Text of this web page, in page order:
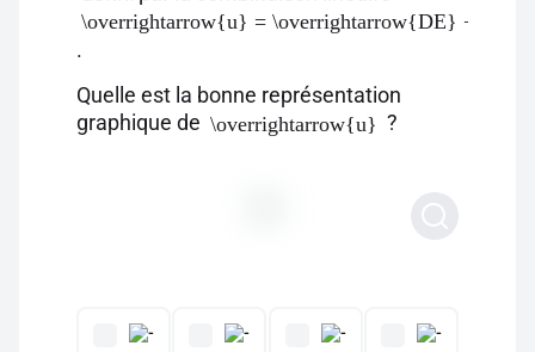
\overrightarrow{u} = \overrightarrow{DE} +
.
Quelle est la bonne représentation
graphique de \overrightarrow{u} ?